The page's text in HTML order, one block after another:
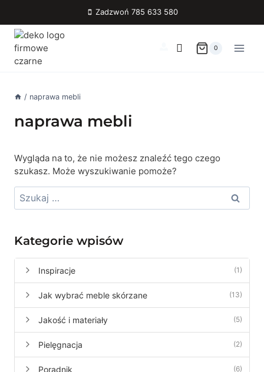
treści
Zadzwoń 785 633 580
0
/ naprawa mebli
naprawa mebli
Wygląda na to, że nie możesz znaleźć tego czego
szukasz. Może wyszukiwanie pomoże?
Szukaj:
Kategorie wpisów
Inspiracje (1)
Jak wybrać meble skórzane (13)
Jakość i materiały (5)
Pielęgnacja (2)
Poradnik (6)